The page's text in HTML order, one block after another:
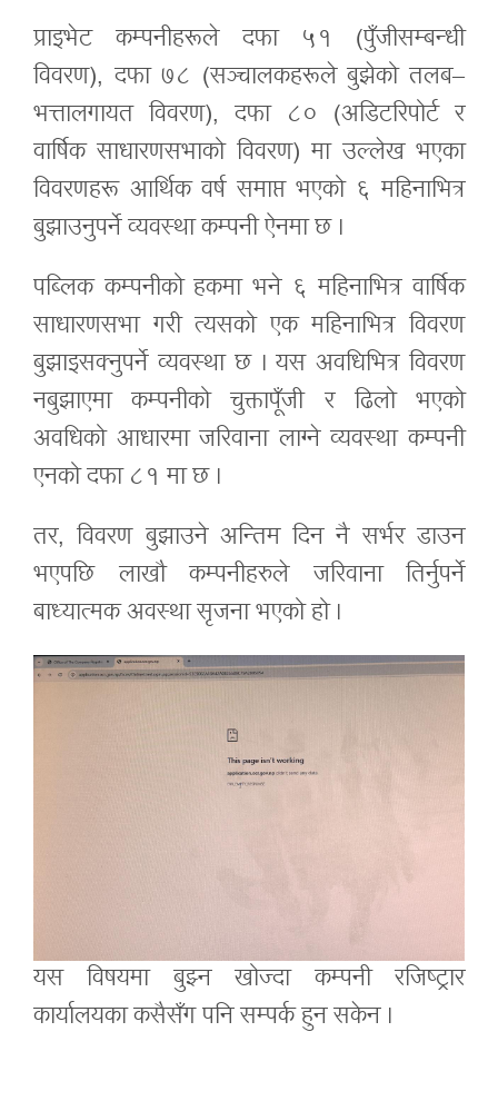
प्राइभेट कम्पनीहरूले दफा ५१ (पुँजीसम्बन्धी
विवरण), दफा ७८ (सञ्चालकहरूले बुझेको तलब–
भत्तालगायत विवरण), दफा ८० (अडिटरिपोर्ट र
वार्षिक साधारणसभाको विवरण) मा उल्लेख भएका
विवरणहरू आर्थिक वर्ष समाप्त भएको ६ महिनाभित्र
बुझाउनुपर्ने व्यवस्था कम्पनी ऐनमा छ ।
पब्लिक कम्पनीको हकमा भने ६ महिनाभित्र वार्षिक
साधारणसभा गरी त्यसको एक महिनाभित्र विवरण
बुझाइसक्नुपर्ने व्यवस्था छ । यस अवधिभित्र विवरण
नबुझाएमा कम्पनीको चुक्तापूँजी र ढिलो भएको
अवधिको आधारमा जरिवाना लाग्ने व्यवस्था कम्पनी
एनको दफा ८१ मा छ ।
तर, विवरण बुझाउने अन्तिम दिन नै सर्भर डाउन
भएपछि लाखौ कम्पनीहरुले जरिवाना तिर्नुपर्ने
बाध्यात्मक अवस्था सृजना भएको हो ।
यस विषयमा बुझ्न खोज्दा कम्पनी रजिष्ट्रार
कार्यालयका कसैसँग पनि सम्पर्क हुन सकेन ।